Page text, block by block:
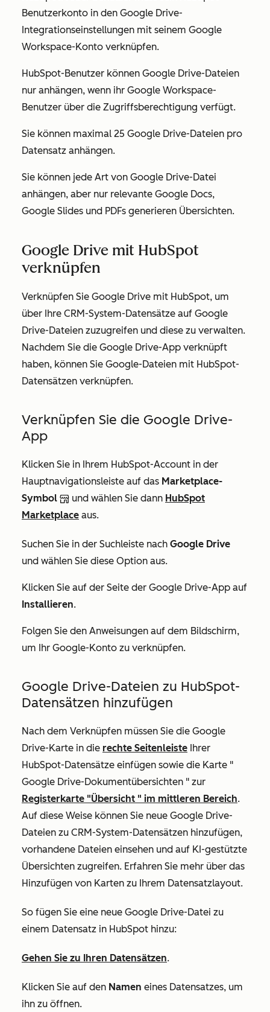
Benutzerkonto in den Google Drive-
Integrationseinstellungen mit seinem Google
Workspace-Konto verknüpfen.
HubSpot-Benutzer können Google Drive-Dateien
nur anhängen, wenn ihr Google Workspace-
Benutzer über die Zugriffsberechtigung verfügt.
Sie können maximal 25 Google Drive-Dateien pro
Datensatz anhängen.
Sie können jede Art von Google Drive-Datei
anhängen, aber nur relevante Google Docs,
Google Slides und PDFs generieren Übersichten.
Google Drive mit HubSpot
verknüpfen
Verknüpfen Sie Google Drive mit HubSpot, um
über Ihre CRM-System-Datensätze auf Google
Drive-Dateien zuzugreifen und diese zu verwalten.
Nachdem Sie die Google Drive-App verknüpft
haben, können Sie Google-Dateien mit HubSpot-
Datensätzen verknüpfen.
Verknüpfen Sie die Google Drive-
App
Klicken Sie in Ihrem HubSpot-Account in der
Hauptnavigationsleiste auf das Marketplace-
Symbol
und wählen Sie dann HubSpot
Marketplace aus.
Suchen Sie in der Suchleiste nach Google Drive
und wählen Sie diese Option aus.
Klicken Sie auf der Seite der Google Drive-App auf
Installieren.
Folgen Sie den Anweisungen auf dem Bildschirm,
um Ihr Google-Konto zu verknüpfen.
Google Drive-Dateien zu HubSpot-
Datensätzen hinzufügen
Nach dem Verknüpfen müssen Sie die Google
Drive-Karte in die rechte Seitenleiste Ihrer
HubSpot-Datensätze einfügen sowie die Karte "
Google Drive-Dokumentübersichten " zur
Registerkarte "Übersicht " im mittleren Bereich.
Auf diese Weise können Sie neue Google Drive-
Dateien zu CRM-System-Datensätzen hinzufügen,
vorhandene Dateien einsehen und auf KI-gestützte
Übersichten zugreifen. Erfahren Sie mehr über das
Hinzufügen von Karten zu Ihrem Datensatzlayout.
So fügen Sie eine neue Google Drive-Datei zu
einem Datensatz in HubSpot hinzu:
Gehen Sie zu Ihren Datensätzen.
Klicken Sie auf den Namen eines Datensatzes, um
ihn zu öffnen.